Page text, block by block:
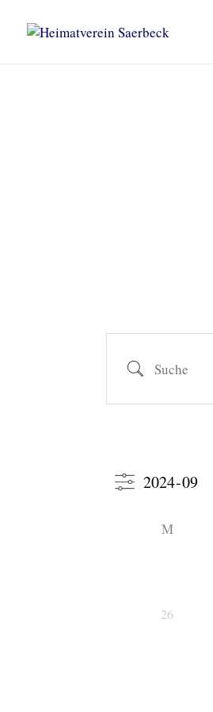
Suche
M
26